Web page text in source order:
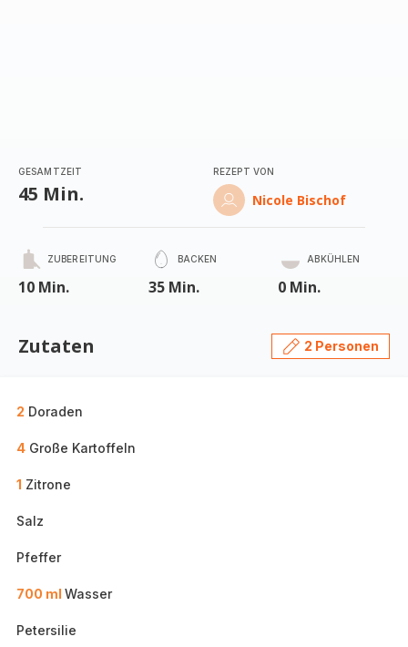
GESAMTZEIT
45 Min.
REZEPT VON
Nicole Bischof
ZUBEREITUNG
10 Min.
BACKEN
35 Min.
ABKÜHLEN
0 Min.
Zutaten 2 Personen
2 Doraden
4 Große Kartoffeln
1 Zitrone
Salz
Pfeffer
700 ml Wasser
Petersilie